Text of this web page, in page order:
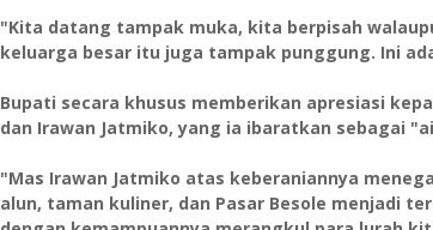
‎"Kita datang tampak muka, kita berpisah
keluarga besar itu juga tampak punggung. Ini
‎Bupati secara khusus memberikan apresiasi
dan Irawan Jatmiko, yang ia ibaratkan sebagai
‎"Mas Irawan Jatmiko atas keberaniannya
alun, taman kuliner, dan Pasar Besole menjadi